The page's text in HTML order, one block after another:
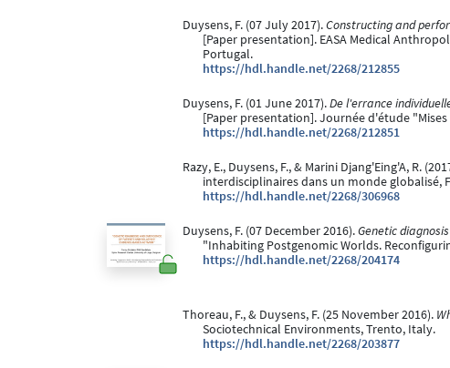
Duysens, F. (07 July 2017).Constructing and
[Paper presentation]. EASA Medical
Portugal.
https://hdl.handle.net/2268/212855
Duysens, F. (01 June 2017).De l'errance
[Paper presentation]. Journée d'étude
https://hdl.handle.net/2268/212851
Razy, E., Duysens, F., & Marini Djang'Eing'A, R.
interdisciplinaires dans un monde globalisé,
https://hdl.handle.net/2268/306968
Duysens, F. (07 December 2016).Genetic
"Inhabiting Postgenomic Worlds.
https://hdl.handle.net/2268/204174
Thoreau, F., & Duysens, F. (25 November 2016).
Sociotechnical Environments, Trento, Italy.
https://hdl.handle.net/2268/203877